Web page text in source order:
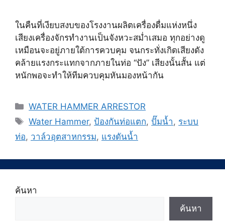
ในคืนที่เงียบสงบของโรงงานผลิตเครื่องดื่มแห่งหนึ่ง
เสียงเครื่องจักรทำงานเป็นจังหวะสม่ำเสมอ ทุกอย่างดู
เหมือนจะอยู่ภายใต้การควบคุม จนกระทั่งเกิดเสียงดัง
คล้ายแรงกระแทกจากภายในท่อ “ปัง” เสียงนั้นสั้น แต่
หนักพอจะทำให้ทีมควบคุมหันมองหน้ากัน
Categories
WATER HAMMER ARRESTOR
Tags
Water Hammer,ป้องกันท่อแตก,ปั๊มน้ำ , ระบบ
ท่อ, วาล์วอุตสาหกรรม, แรงดันน้ำ
ค้นหา
ค้นหา